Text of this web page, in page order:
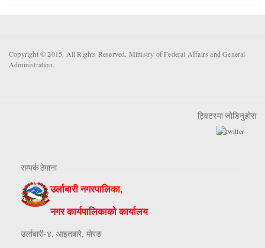
Copyright © 2015. All Rights Reserved. Ministry of Federal Affairs and General
Administration.
ट्विटरमा जोडिनुहोस
सम्पर्क ठेगाना
उर्लाबारी नगरपालिका,
नगर कार्यपालिकाको कार्यालय
उर्लाबारी-४, आइतबारे, माेरङ